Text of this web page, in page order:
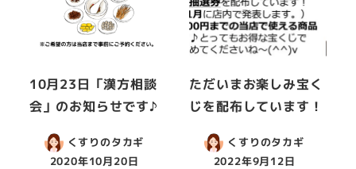
10月23日「漢方相談
会」のお知らせです♪
くすりのタカギ
2020年10月20日
ただいまお楽しみ宝く
じを配布しています！
くすりのタカギ
2022年9月12日